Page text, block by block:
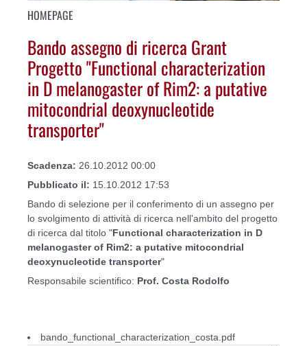
HOMEPAGE
Bando assegno di ricerca Grant
Progetto "Functional characterization
in D melanogaster of Rim2: a putative
mitocondrial deoxynucleotide
transporter"
Scadenza: 26.10.2012 00:00
Pubblicato il: 15.10.2012 17:53
Bando di selezione per il conferimento di un assegno per
lo svolgimento di attività di ricerca nell'ambito del progetto
di ricerca dal titolo "Functional characterization in D
melanogaster of Rim2: a putative mitocondrial
deoxynucleotide transporter"
Responsabile scientifico: Prof. Costa Rodolfo
bando_functional_characterization_costa.pdf